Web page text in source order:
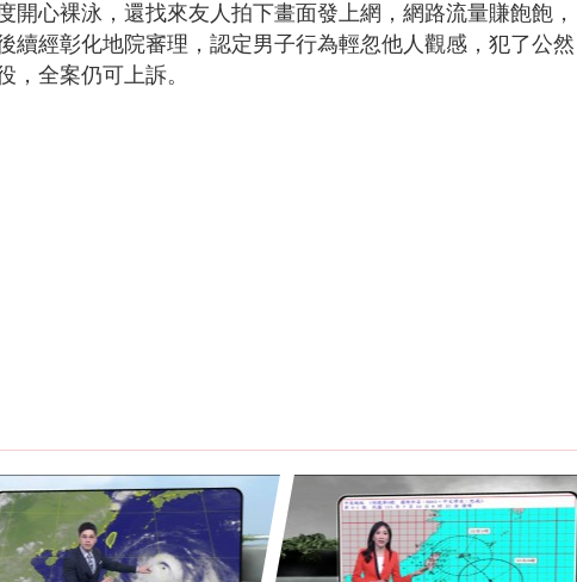
開心裸泳，還找來友人拍下畫面發上網，網路流量賺飽飽，
續經彰化地院審理，認定男子行為輕忽他人觀感，犯了公然
，全案仍可上訴。